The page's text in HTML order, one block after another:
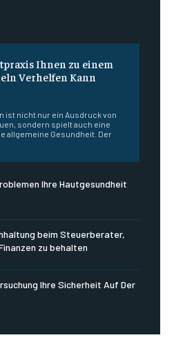
Ihnen zu einem
Verhelfen Kann
ist nicht nur ein Ausdruck von
sondern spielt auch eine
allgemeine Gesundheit. Der
Ihre Hautgesundheit
beim Steuerberater,
zu behalten
Ihre Sicherheit Auf Der